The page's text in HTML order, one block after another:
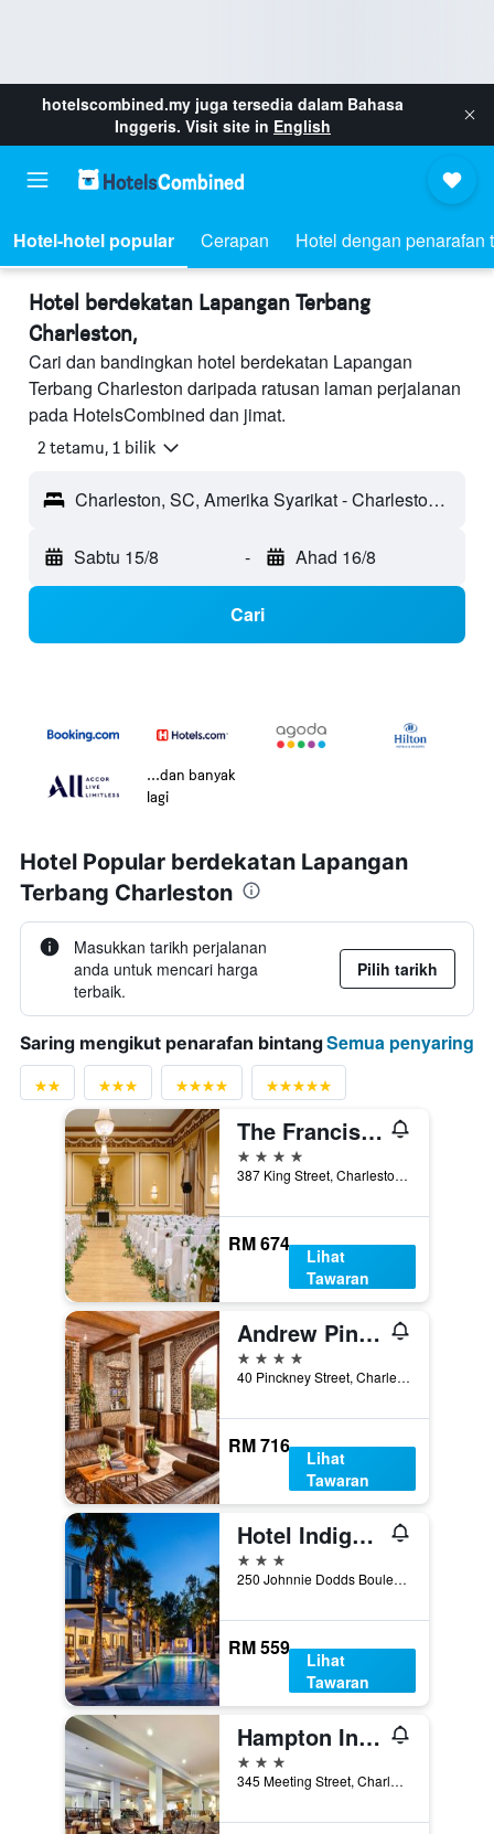
hotelscombined.my juga tersedia dalam Bahasa
Inggeris. Visit site in English
Hotel-hotel popular Cerapan Hotel dengan penarafan
Hotel berdekatan Lapangan Terbang
Charleston,
Cari dan bandingkan hotel berdekatan Lapangan
Terbang Charleston daripada ratusan laman perjalanan
pada HotelsCombined dan jimat.
2 tetamu, 1 bilik
Charleston, SC, Amerika Syarikat - Charleston (CHS)
Sabtu 15/8 - Ahad 16/8
Cari
...dan banyak
lagi
Hotel Popular berdekatan Lapangan
Terbang Charleston
Masukkan tarikh perjalanan
anda untuk mencari harga
terbaik.
Pilih tarikh
Saring mengikut penarafan bintangSemua penyaring
The Francis Marion Hotel
4 bintang
387 King Street, Charleston, SC, Amerika Syarikat
RM 674
Lihat
Tawaran
Andrew Pinckney Inn
4 bintang
40 Pinckney Street, Charleston, SC, Amerika Syarikat
RM 716
Lihat
Tawaran
Hotel Indigo Mount Pleasant By IHG
3 bintang
250 Johnnie Dodds Boulevard, Charleston, SC, Amerika Syarikat
RM 559
Lihat
Tawaran
Hampton Inn Charleston-Historic District
3 bintang
345 Meeting Street, Charleston, SC, Amerika Syarikat